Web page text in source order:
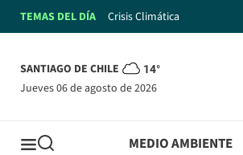
TEMAS DEL DÍA Crisis Climática
SANTIAGO DE CHILE 14°
jueves 06 de agosto de 2026
MEDIO AMBIENTE